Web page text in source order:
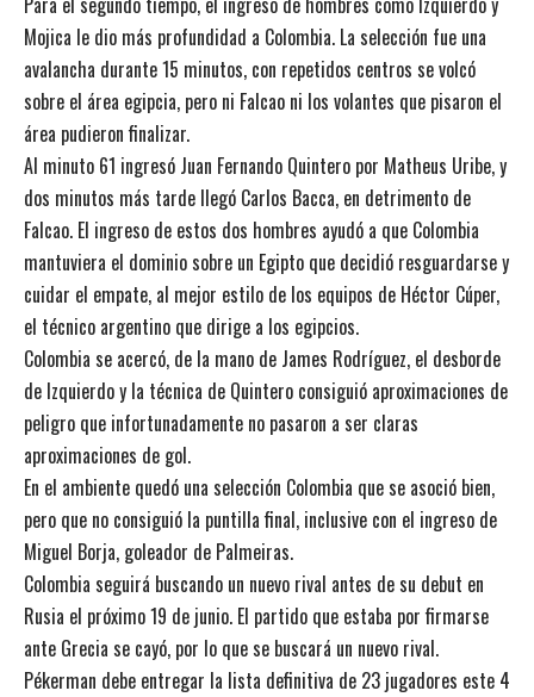
Mojica le dio más profundidad a Colombia. La selección fue una
avalancha durante 15 minutos, con repetidos centros se volcó
sobre el área egipcia, pero ni Falcao ni los volantes que pisaron el
área pudieron finalizar.
Al minuto 61 ingresó Juan Fernando Quintero por Matheus Uribe, y
dos minutos más tarde llegó Carlos Bacca, en detrimento de
Falcao. El ingreso de estos dos hombres ayudó a que Colombia
mantuviera el dominio sobre un Egipto que decidió resguardarse y
cuidar el empate, al mejor estilo de los equipos de Héctor Cúper,
el técnico argentino que dirige a los egipcios.
Colombia se acercó, de la mano de James Rodríguez, el desborde
de Izquierdo y la técnica de Quintero consiguió aproximaciones de
peligro que infortunadamente no pasaron a ser claras
aproximaciones de gol.
En el ambiente quedó una selección Colombia que se asoció bien,
pero que no consiguió la puntilla final, inclusive con el ingreso de
Miguel Borja, goleador de Palmeiras.
Colombia seguirá buscando un nuevo rival antes de su debut en
Rusia el próximo 19 de junio. El partido que estaba por firmarse
ante Grecia se cayó, por lo que se buscará un nuevo rival.
Pékerman debe entregar la lista definitiva de 23 jugadores este 4